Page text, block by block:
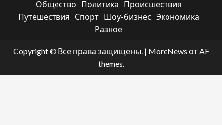
Общество
Политика
Происшествия
Путешествия
Спорт Шоу-бизнес Экономика
Разное
Copyright © Все права защищены. | MoreNews от AF
themes.